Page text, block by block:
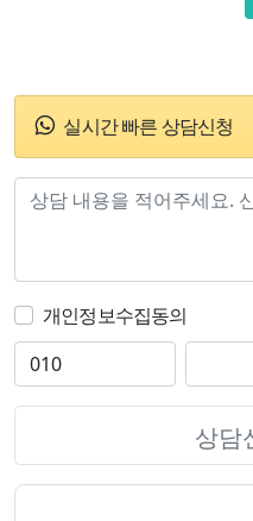
실시간 빠른 상담신청
개인정보수집동의
상담